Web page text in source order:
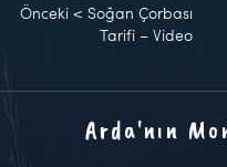
Önceki < Soğan Çorbası
Tarifi – Video
Arda'nın